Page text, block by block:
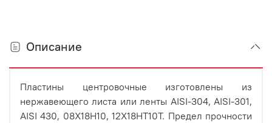
Описание
Пластины центровочные изготовлены из
нержавеющего листа или ленты AISI-304, AISI-301,
AISI 430, 08Х18Н10, 12Х18НТ10Т. Предел прочности